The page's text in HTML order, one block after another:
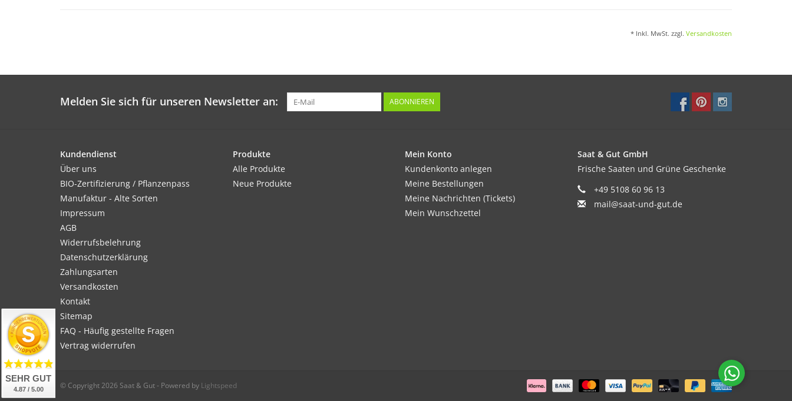
Möglichst sonnig. Bevorzugt lockere, humusreiche Böden, schwere Böden sind ungeeignet.
Salate gehören zu den wichtigsten Gemüsearten weltweit. Sie sind sehr vitaminreich und
haben eine erfrischende und anregende Wirkung.
* Inkl. MwSt. zzgl. Versandkosten
Melden Sie sich für unseren Newsletter an: ABONNIEREN
Kundendienst
Über uns
BIO-Zertifizierung / Pflanzenpass
Manufaktur - Alte Sorten
Impressum
AGB
Widerrufsbelehrung
Datenschutzerklärung
Zahlungsarten
Versandkosten
Kontakt
Sitemap
FAQ - Häufig gestellte Fragen
Vertrag widerrufen
Produkte
Alle Produkte
Neue Produkte
Mein Konto
Kundenkonto anlegen
Meine Bestellungen
Meine Nachrichten (Tickets)
Mein Wunschzettel
Saat & Gut GmbH
Frische Saaten und Grüne Geschenke
+49 5108 60 96 13
mail@saat-und-gut.de
© Copyright 2026 Saat & Gut - Powered by Lightspeed
SEHR GUT
4.87 / 5.00